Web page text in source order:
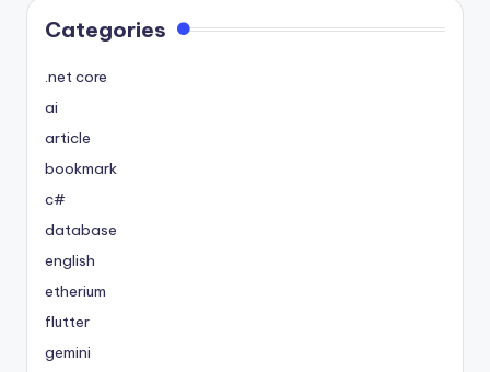
Categories
.net core
ai
article
bookmark
c#
database
english
etherium
flutter
gemini